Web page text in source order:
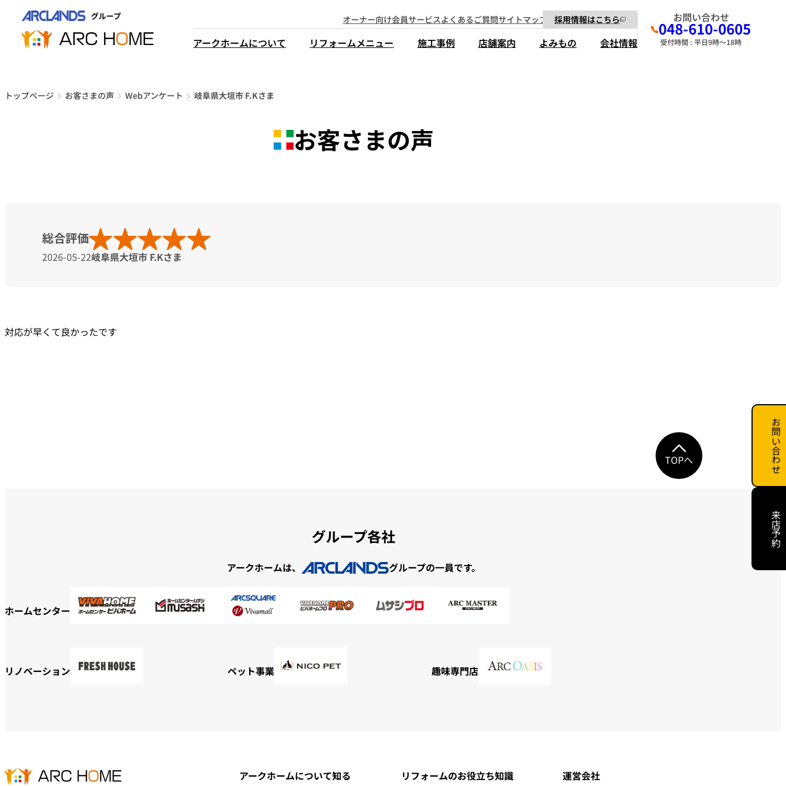
プ
オーナー向け会員サービスよくあるご質問サイトマップ 採用情報はこちら
アークホームについて リフォームメニュー 施工事例 店舗案内 よみもの 会社情報
お問い合わせ
048-610-0605
受付時間 : 平日9時～18時
営業時間は
平日9時から18時までと
なっております
トップページ お客さまの声 Webアンケート 岐阜県大垣市 F.Kさま
お客さまの声
総合評価
2026-05-22岐阜県大垣市 F.Kさま
対応が早くて良かったです
TOPへ
グループ各社
アークホームは、 グループの一員です。
ホームセンター
リノベーション ペット事業 趣味専門店
アークホームについて知る リフォームのお役立ち知識 運営会社
お問い合わせ
来店予約